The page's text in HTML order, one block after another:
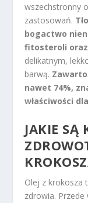
wszechstronny
zastosowań.
bogactwo
fitosteroli oraz
delikatnym,
barwą.
nawet 74%,
właściwości
JAKIE SĄ
Olej z krokosza
zdrowia.